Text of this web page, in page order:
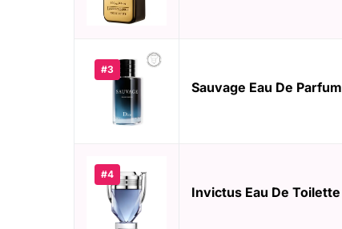
#3
Sauvage Eau De Parfum
#4
Invictus Eau De Toilette